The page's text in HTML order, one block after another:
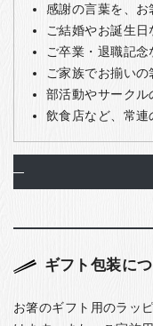
感謝の言葉を、お
ご結婚やお誕生
ご卒業・退職記念
ご家族でお揃い
部活動やサークル
飲食店など、常連
ギフト包装に
お箸のギフト用のラッ